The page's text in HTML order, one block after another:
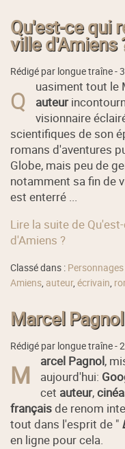
Qu'est-ce qui
ville d'Amiens
Rédigé par longue traîne -
Q uasiment tout le
auteur
visionnaire
scientifiques de son
romans d'aventures
Globe, mais peu de
notamment sa fin de
est enterré ...
Lire la suite de
d'Amiens ?
Classé dans :
Amiens auteur,écrivain
Marcel
Rédigé par longue traîne -
M arcel Pagnol,
aujourd'hui:
cet auteur,
françaisde renom
tout dans l'esprit de "
en ligne pour cela.